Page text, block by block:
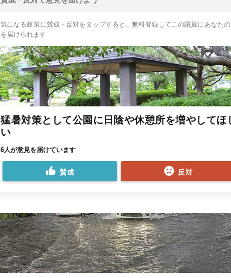
気になる政策に賛成・反対をタップすると、無料登録してこの議員にあなた
を届けられます
猛暑対策として公園に日陰や休憩所を増やしてほ
い
6人が意見を届けています
賛成 反対